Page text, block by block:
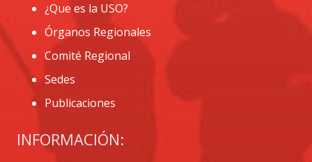
¿Que es la USO?
Órganos Regionales
Comité Regional
Sedes
Publicaciones
INFORMACIÓN: